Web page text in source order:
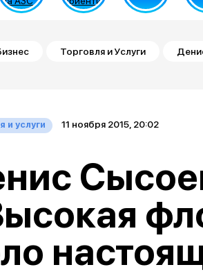
Торговля и Услуги
и услуги 11 ноября 2015, 20:02